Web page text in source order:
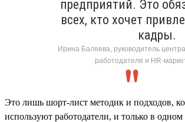
предприятий. Это
всех, кто хочет
кадры.
Ирина Баляева, руководитель
работодателя и HR-
Это лишь шорт-лист методик и подходов,
используют работодатели, и только в